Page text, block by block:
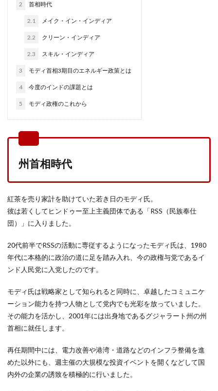
2 首相時代
2.1 メイク・イン・インディア
2.2 クリーン・インディア
2.3 スキル・インディア
3 モディ首相3期目のエネルギー政策とは
4 今度のインドの課題とは
5 モディ政権のこれから
州首相時代
紅茶を売り家計を助けていた若き日のモディ氏。
彼は若くしてヒンドゥー至上主義団体である「RSS（民族奉仕
団）」に入りました。
20代前半でRSSの活動に専従するようになったモディ氏は、1980
年代に本格的に政治の道に足を踏み入れ、今の政権与党であるイ
ンド人民党に入党したのです。
モディ氏は戦略家として知られると同時に、卓越したコミュニケ
ーション能力を持つ人物として党内でも光彩を放っていました。
その能力を活かし、2001年には出身地であるグジャラート州の州
首相に就任します。
再任期間中には、電力改善や港湾・道路などのインフラ整備を進
めた以外にも、週主催の大規模な投資イベントを開くなどして国
内外の企業の誘致を積極的に行いました。